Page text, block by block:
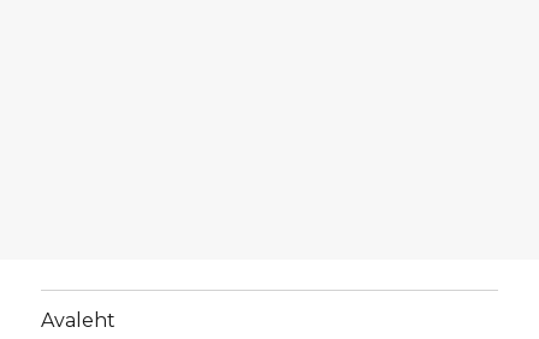
Avaleht